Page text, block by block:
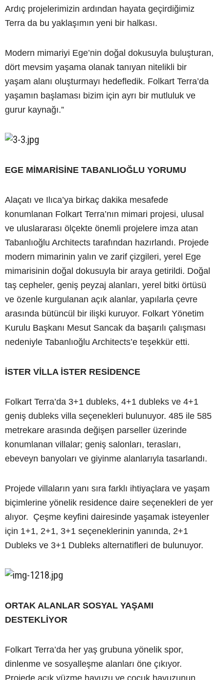
Ardıç projelerimizin ardından hayata geçirdiğimiz
Terra da bu yaklaşımın yeni bir halkası.
Modern mimariyi Ege’nin doğal dokusuyla buluşturan,
dört mevsim yaşama olanak tanıyan nitelikli bir
yaşam alanı oluşturmayı hedefledik. Folkart Terra’da
yaşamın başlaması bizim için ayrı bir mutluluk ve
gurur kaynağı.”
EGE MİMARİSİNE TABANLIOĞLU YORUMU
Alaçatı ve Ilıca’ya birkaç dakika mesafede
konumlanan Folkart Terra’nın mimari projesi, ulusal
ve uluslararası ölçekte önemli projelere imza atan
Tabanlıoğlu Architects tarafından hazırlandı. Projede
modern mimarinin yalın ve zarif çizgileri, yerel Ege
mimarisinin doğal dokusuyla bir araya getirildi. Doğal
taş cepheler, geniş peyzaj alanları, yerel bitki örtüsü
ve özenle kurgulanan açık alanlar, yapılarla çevre
arasında bütüncül bir ilişki kuruyor. Folkart Yönetim
Kurulu Başkanı Mesut Sancak da başarılı çalışması
nedeniyle Tabanlıoğlu Architects’e teşekkür etti.
İSTER VİLLA İSTER RESİDENCE
Folkart Terra’da 3+1 dubleks, 4+1 dubleks ve 4+1
geniş dubleks villa seçenekleri bulunuyor. 485 ile 585
metrekare arasında değişen parseller üzerinde
konumlanan villalar; geniş salonları, terasları,
ebeveyn banyoları ve giyinme alanlarıyla tasarlandı.
Projede villaların yanı sıra farklı ihtiyaçlara ve yaşam
biçimlerine yönelik residence daire seçenekleri de yer
alıyor. Çeşme keyfini dairesinde yaşamak isteyenler
için 1+1, 2+1, 3+1 seçeneklerinin yanında, 2+1
Dubleks ve 3+1 Dubleks alternatifleri de bulunuyor.
ORTAK ALANLAR SOSYAL YAŞAMI
DESTEKLİYOR
Folkart Terra’da her yaş grubuna yönelik spor,
dinlenme ve sosyalleşme alanları öne çıkıyor.
Projede açık yüzme havuzu ve çocuk havuzunun